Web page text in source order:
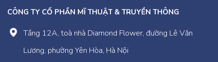
CÔNG TY CỔ PHẦN MĨ THUẬT & TRUYỀN THÔNG
Tầng 12A, toà nhà Diamond Flower, đường Lê Văn
Lương, phường Yên Hòa, Hà Nội